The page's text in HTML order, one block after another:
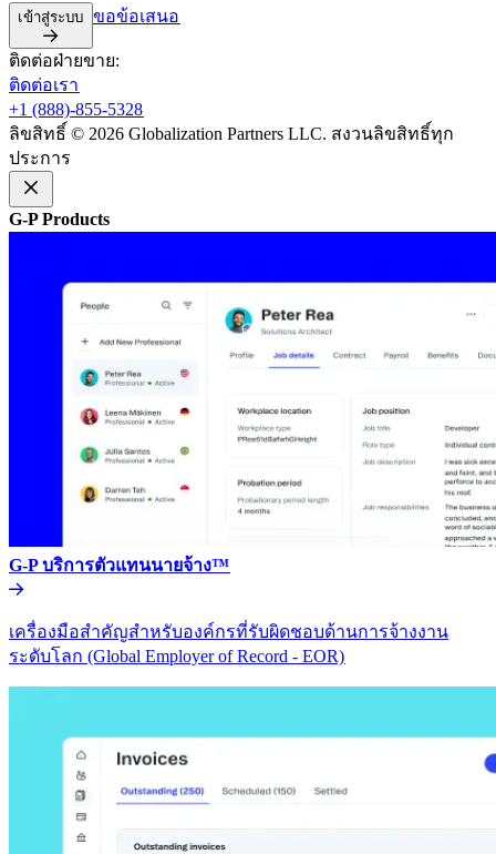
เข้าสู่ระบบ​​ ขอข้อเสนอ​​
ติดต่อฝ่ายขาย:​​
ติดต่อเรา​​
+1 (888)-855-5328​​
ลิขสิทธิ์ © 2026 Globalization Partners LLC. สงวนลิขสิทธิ์ทุก
ประการ​​
G-P Products​​
G-P บริการตัวแทนนายจ้าง™​​
เครื่องมือสำคัญสำหรับองค์กรที่รับผิดชอบด้านการจ้างงาน
ระดับโลก (Global Employer of Record - EOR)​​